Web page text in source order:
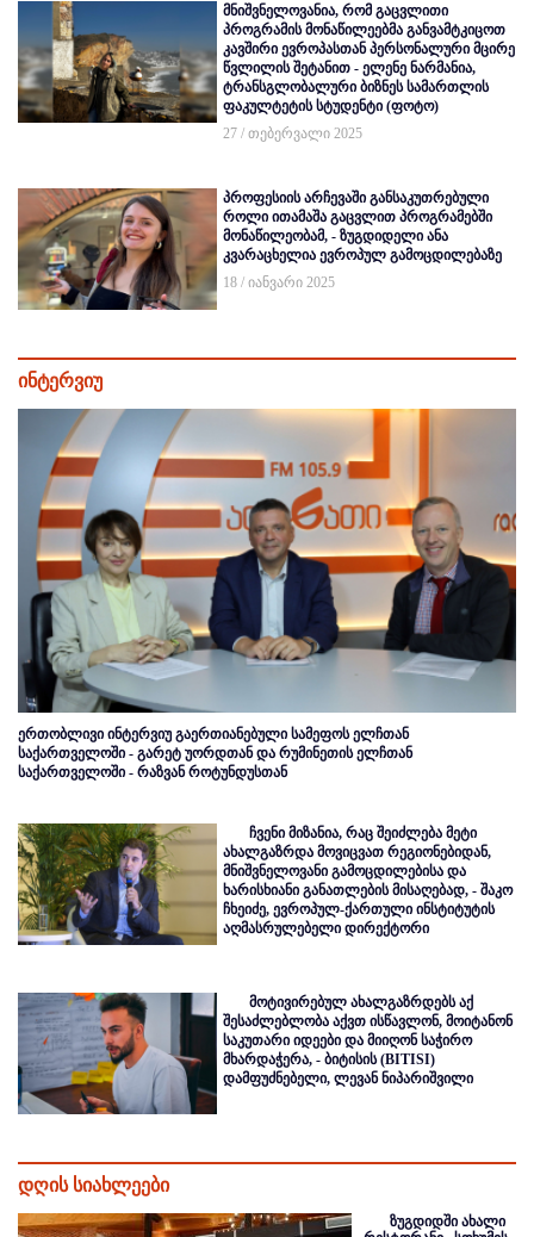
მნიშვნელოვანია, რომ გაცვლითი
პროგრამის მონაწილეებმა განვამტკიცოთ
კავშირი ევროპასთან პერსონალური მცირე
წვლილის შეტანით - ელენე ნარმანია,
ტრანსგლობალური ბიზნეს სამართლის
ფაკულტეტის სტუდენტი (ფოტო)
27 / თებერვალი 2025
პროფესიის არჩევაში განსაკუთრებული
როლი ითამაშა გაცვლით პროგრამებში
მონაწილეობამ, - ზუგდიდელი ანა
კვარაცხელია ევროპულ გამოცდილებაზე
18 / იანვარი 2025
ინტერვიუ
ერთობლივი ინტერვიუ გაერთიანებული სამეფოს ელჩთან
საქართველოში - გარეტ უორდთან და რუმინეთის ელჩთან
საქართველოში - რაზვან როტუნდუსთან
ჩვენი მიზანია, რაც შეიძლება მეტი
ახალგაზრდა მოვიცვათ რეგიონებიდან,
მნიშვნელოვანი გამოცდილებისა და
ხარისხიანი განათლების მისაღებად, - შაკო
ჩხეიძე, ევროპულ-ქართული ინსტიტუტის
აღმასრულებელი დირექტორი
მოტივირებულ ახალგაზრდებს აქ
შესაძლებლობა აქვთ ისწავლონ, მოიტანონ
საკუთარი იდეები და მიიღონ საჭირო
მხარდაჭერა, - ბიტისის (BITISI)
დამფუძნებელი, ლევან ნიპარიშვილი
დღის სიახლეები
ზუგდიდში ახალი